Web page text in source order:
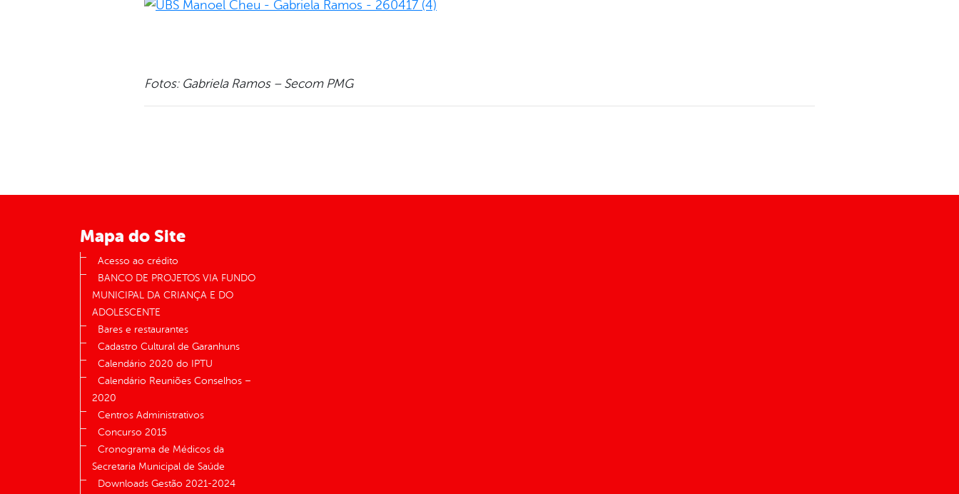
Fotos: Gabriela Ramos – Secom PMG
Mapa do Site
Acesso ao crédito
BANCO DE PROJETOS VIA FUNDO
MUNICIPAL DA CRIANÇA E DO
ADOLESCENTE
Bares e restaurantes
Cadastro Cultural de Garanhuns
Calendário 2020 do IPTU
Calendário Reuniões Conselhos –
2020
Centros Administrativos
Concurso 2015
Cronograma de Médicos da
Secretaria Municipal de Saúde
Downloads Gestão 2021-2024